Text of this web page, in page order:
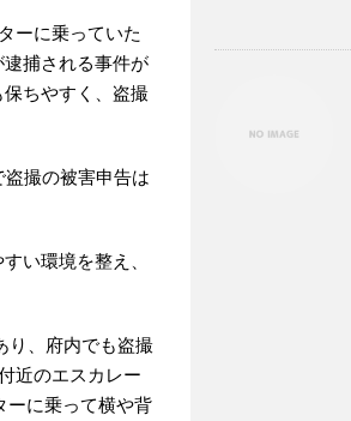
ーに乗っていた
捕される事件が
ちやすく、盗撮
撮の被害申告は
い環境を整え、
り、府内でも盗撮
近のエスカレー
ーに乗って横や背